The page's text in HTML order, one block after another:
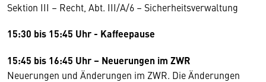
Sektion III – Recht, Abt. III/A/6 – Sicherheitsverwaltung
15:30 bis 15:45 Uhr - Kaffeepause
15:45 bis 16:45 Uhr – Neuerungen im ZWR
Neuerungen und Änderungen im ZWR. Die Änderungen